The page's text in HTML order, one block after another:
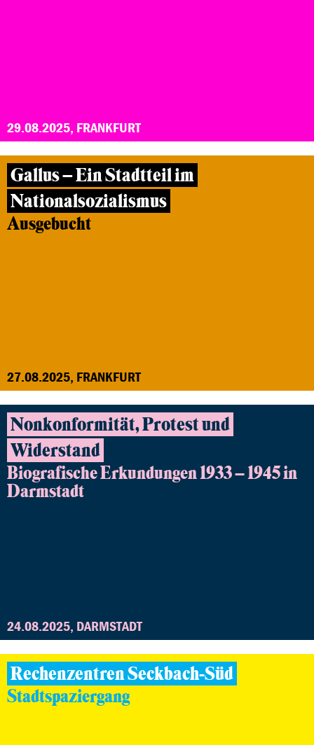
29.08.2025, FRANKFURT
Gallus – Ein Stadtteil im
Nationalsozialismus
Ausgebucht
27.08.2025, FRANKFURT
Nonkonformität, Protest und
Widerstand
Biografische Erkundungen 1933 – 1945 in
Darmstadt
24.08.2025, DARMSTADT
Rechenzentren Seckbach-Süd
Stadtspaziergang